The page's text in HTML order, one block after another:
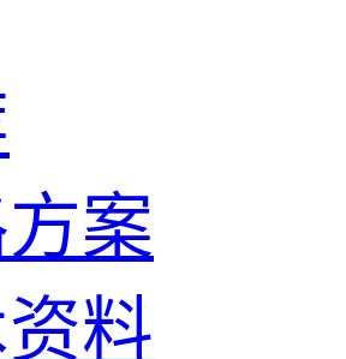
案
料